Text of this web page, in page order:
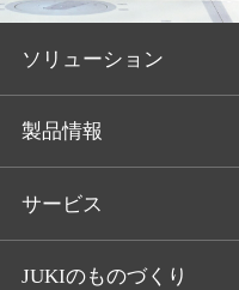
ソリューション
製品情報
サービス
JUKIのものづくり